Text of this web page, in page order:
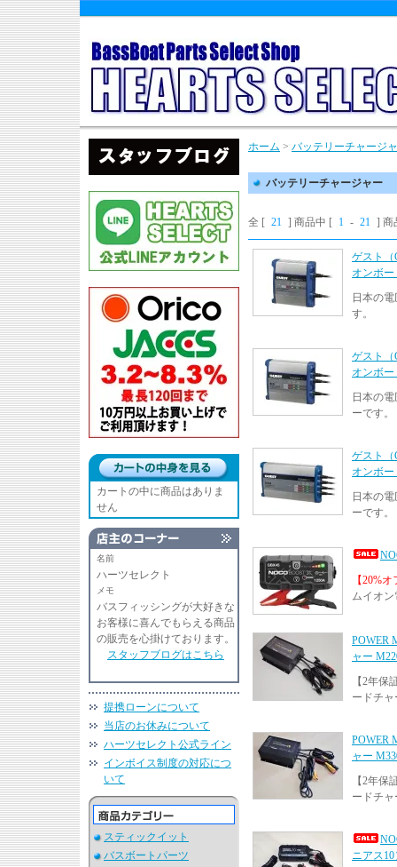
カートの中に商品はありま
せん
名前
ハーツセレクト
メモ
バスフィッシングが大好きな
お客様に喜んでもらえる商品
の販売を心掛けております。
スタッフブログはこちら
提携ローンについて
当店のお休みについて
ハーツセレクト公式ライン
インボイス制度の対応につ
いて
スティックイット
バスボートパーツ
ホーム > バッテリーチャージ
バッテリーチャージャー
全 [ 21 ] 商品中 [ 1 - 21 ] 商
ゲスト（
オンボ
日本の
す。
ゲスト（
オンボ
日本の
ーです。
ゲスト（
オンボ
日本の
ーです。
【20%
ムイオ
POWER
ャー
【2年
ードチ
POWER
ャー
【2年
ードチ
ニアス